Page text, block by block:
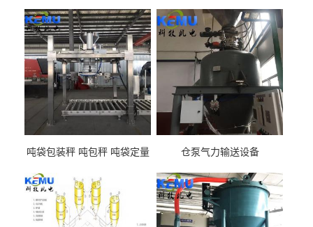
吨袋包装秤 吨包秤 吨袋定量
仓泵气力输送设备